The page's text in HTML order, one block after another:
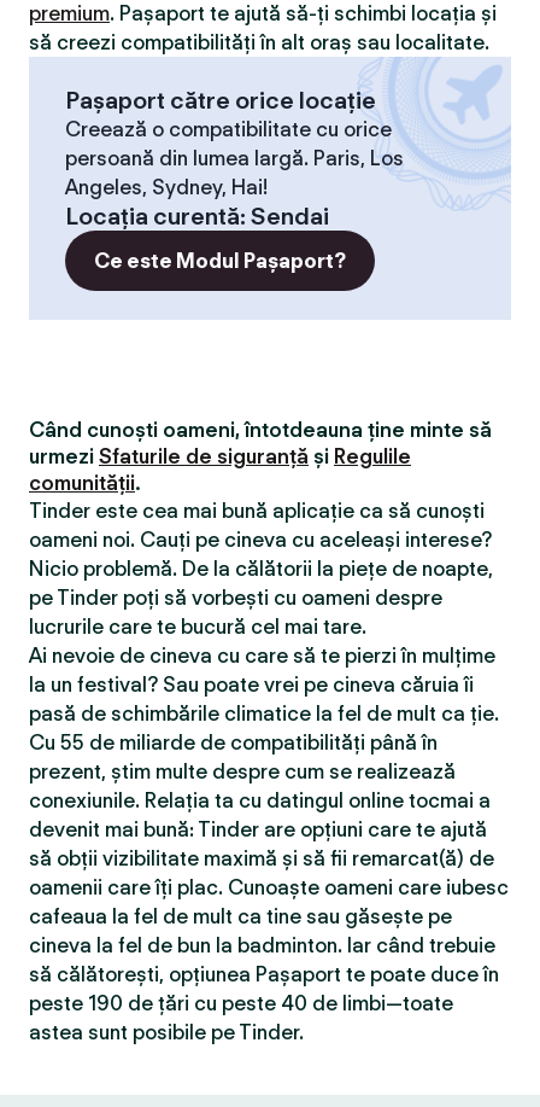
premium. Pașaport te ajută să-ți schimbi locația și
să creezi compatibilităţi în alt oraș sau localitate.
Pașaport către orice locație
Creează o compatibilitate cu orice
persoană din lumea largă. Paris, Los
Angeles, Sydney, Hai!
Locaţia curentă: Sendai
Ce este Modul Pașaport?
Când cunoști oameni, întotdeauna ține minte să
urmezi Sfaturile de siguranță și Regulile
comunității.
Tinder este cea mai bună aplicație ca să cunoști
oameni noi. Cauți pe cineva cu aceleași interese?
Nicio problemă. De la călătorii la piețe de noapte,
pe Tinder poți să vorbești cu oameni despre
lucrurile care te bucură cel mai tare.
Ai nevoie de cineva cu care să te pierzi în mulțime
la un festival? Sau poate vrei pe cineva căruia îi
pasă de schimbările climatice la fel de mult ca ție.
Cu 55 de miliarde de compatibilităţi până în
prezent, știm multe despre cum se realizează
conexiunile. Relația ta cu datingul online tocmai a
devenit mai bună: Tinder are opțiuni care te ajută
să obții vizibilitate maximă și să fii remarcat(ă) de
oamenii care îți plac. Cunoaște oameni care iubesc
cafeaua la fel de mult ca tine sau găsește pe
cineva la fel de bun la badminton. Iar când trebuie
să călătorești, opțiunea Pașaport te poate duce în
peste 190 de țări cu peste 40 de limbi—toate
astea sunt posibile pe Tinder.